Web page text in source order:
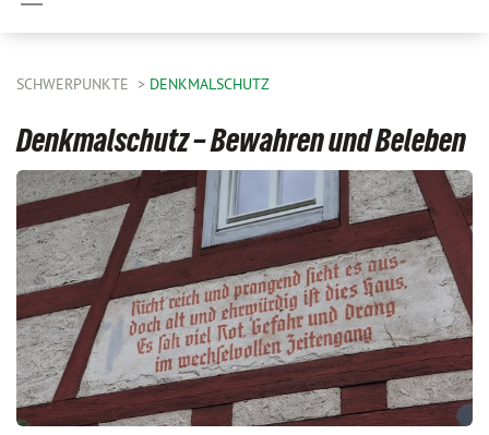
SCHWERPUNKTE DENKMALSCHUTZ
Denkmalschutz – Bewahren und Beleben